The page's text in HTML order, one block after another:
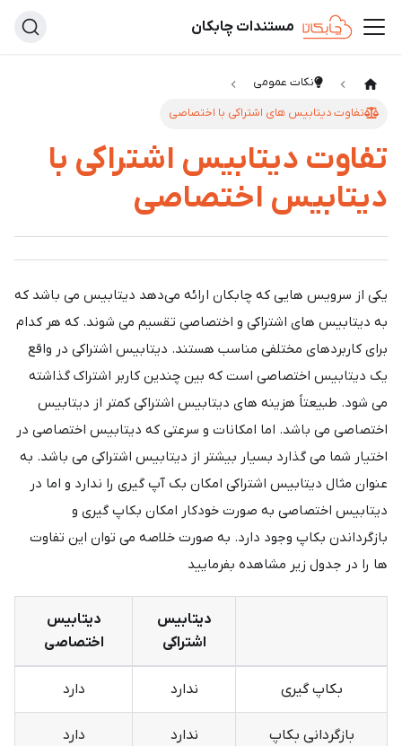
مستندات چابکان
نکات عمومی
تفاوت دیتابیس های اشتراکی با اختصاصی
تفاوت دیتابیس اشتراکی با
دیتابیس اختصاصی
یکی از سرویس هایی که چابکان ارائه می‌دهد دیتابیس می باشد که
به دیتابیس های اشتراکی و اختصاصی تقسیم می شوند. که هر کدام
برای کاربردهای مختلفی مناسب هستند. دیتابیس اشتراکی در واقع
یک دیتابیس اختصاصی است که بین چندین کاربر اشتراک گذاشته
می شود. طبیعتاً هزینه های دیتابیس اشتراکی کمتر از دیتابیس
اختصاصی می باشد. اما امکانات و سرعتی که دیتابیس اختصاصی در
اختیار شما می گذارد بسیار بیشتر از دیتابیس اشتراکی می باشد. به
عنوان مثال دیتابیس اشتراکی امکان بک آپ گیری را ندارد و اما در
دیتابیس اختصاصی به صورت خودکار امکان بکاپ گیری و
بازگرداندن بکاپ وجود دارد. به صورت خلاصه می توان این تفاوت
ها را در جدول زیر مشاهده بفرمایید
دیتابیس
اشتراکی
دیتابیس
اختصاصی
بکاپ گیری ندارد دارد
بازگردانی بکاپ ندارد دارد